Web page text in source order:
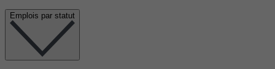
Emplois par statut